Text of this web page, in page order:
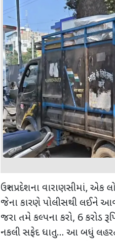
ઉત્તર પ્રદેશના વારાણસીમાં, એક
જેના કારણે પોલીસથી લઈને
જરા તમે કલ્પના કરો, 6કરોડ
નકલી સફેદ ધાતુ... આ બધું